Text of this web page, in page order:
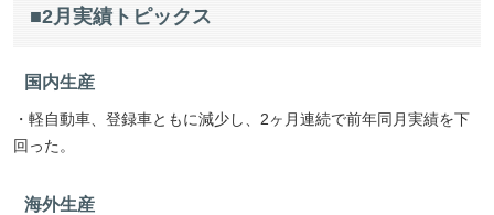
■2月実績トピックス
国内生産
・軽自動車、登録車ともに減少し、2ヶ月連続で前年同月実績を下
回った。
海外生産